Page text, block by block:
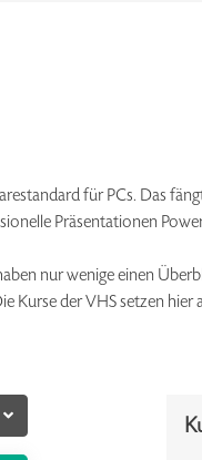
für PCs. Das
Präsentationen
nur wenige einen
der VHS setzen hier